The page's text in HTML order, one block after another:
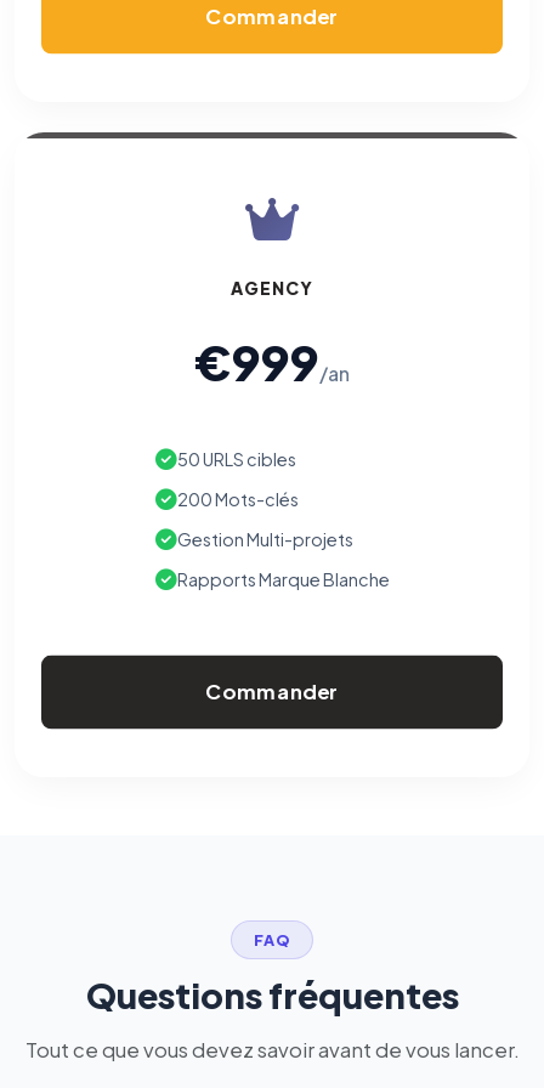
Commander
AGENCY
€999/an
50 URLS cibles
200 Mots-clés
Gestion Multi-projets
Rapports Marque Blanche
Commander
FAQ
Questions fréquentes
Tout ce que vous devez savoir avant de vous lancer.